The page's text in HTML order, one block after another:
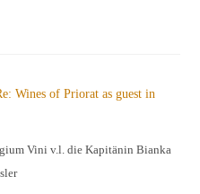
Vini v.l. die Kapitänin Bianka